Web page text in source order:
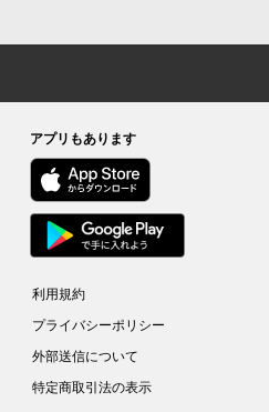
アプリもあります
利用規約
プライバシーポリシー
外部送信について
特定商取引法の表示